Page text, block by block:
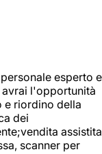
esperto e
l'opportunità
e riordino della
dei
assistita
scanner per